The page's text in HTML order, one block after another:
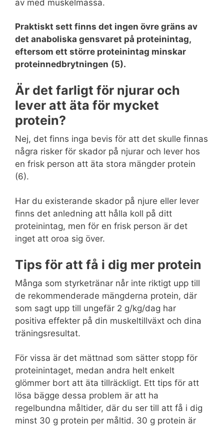
av med muskelmassa.
Praktiskt sett finns det ingen övre gräns av
det anaboliska gensvaret på proteinintag,
eftersom ett större proteinintag minskar
proteinnedbrytningen (5).
Är det farligt för njurar och
lever att äta för mycket
protein?
Nej, det finns inga bevis för att det skulle finnas
några risker för skador på njurar och lever hos
en frisk person att äta stora mängder protein
(6).
Har du existerande skador på njure eller lever
finns det anledning att hålla koll på ditt
proteinintag, men för en frisk person är det
inget att oroa sig över.
Tips för att få i dig mer protein
Många som styrketränar når inte riktigt upp till
de rekommenderade mängderna protein, där
som sagt upp till ungefär 2 g/kg/dag har
positiva effekter på din muskeltillväxt och dina
träningsresultat.
För vissa är det mättnad som sätter stopp för
proteinintaget, medan andra helt enkelt
glömmer bort att äta tillräckligt. Ett tips för att
lösa bägge dessa problem är att ha
regelbundna måltider, där du ser till att få i dig
minst 30 g protein per måltid. 30 g protein är